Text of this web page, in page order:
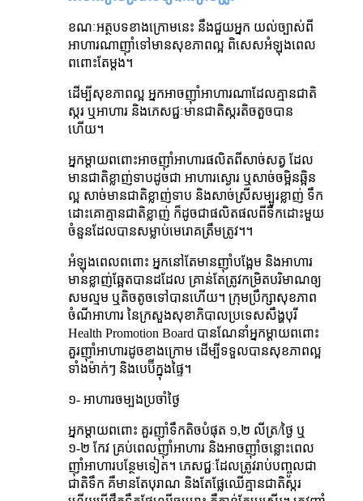
ខណៈ​អត្ថបទ​ខាង​ក្រោម​នេះ នឹង​ជួយ​អ្នក យល់​ច្បាស់​ពី​
អាហារ​ណា​ញ៉ាំ​ទៅ​មាន​សុខភាព​ល្អ ពិសេស​អំឡុង​ពេល​
ពពោះ​តែ​ម្តង។
ដើម្បី​សុខភាព​ល្អ អ្នក​អាច​ញ៉ាំ​អាហារ​ណា​ដែល​គ្មាន​ជាតិ​
ស្ករ ឬ​អាហារ និង​ភេសជ្ជៈ​មាន​ជាតិ​ស្ករ​តិច​តួច​បាន​
ហើយ។
អ្នកម្តាយ​ពពោះ​អាច​ញ៉ាំ​អាហារ​ផលិត​ពី​សាច់​សត្វ ដែល​
មាន​ជាតិ​ខ្លាញ់​ទាប​ដូចជា អាហារ​ស្ងោរ ឬ​សាច់​ចម្អិន​ឆ្អិន​
ល្អ សាច់​មាន​ជាតិ​ខ្លាញ់​ទាប និង​សាច់​ស្រី​សម្បូរ​ខ្លាញ់ ទឹក​
ដោះ​គោ​គ្មាន​ជាតិ​ខ្លាញ់ ក៏​ដូច​ជា​ផលិត​ផល​ពី​ទឹក​ដោះ​មួយ​
ចំនួន​ដែល​បាន​សម្លាប់​មេរោគ​ត្រឹម​ត្រូវ។។
អំឡុង​ពេល​ពពោះ អ្នក​នៅ​តែ​មាន​ញ៉ាំ​បង្អែម និង​អាហារ​
មាន​ខ្លាញ់​ឆ្អែត​បាន​ដដែល គ្រាន់​តែ​ត្រូវ​កម្រិត​បរិមាណ​ឲ្យ​
សម​ល្មម ឬ​តិច​តូច​ទៅ​បាន​ហើយ។ ក្រុមប្រឹក្សា​សុខភាព​
ចំណី​អាហារ នៃ​ក្រសួង​សុខាភិបាល​ប្រទេស​សឹង្ហបុរី
Health Promotion Board បាន​ណែនាំ​អ្នកម្តាយ​ពពោះ
គួរ​ញ៉ាំ​អាហារ​ដូច​ខាង​ក្រោម ដើម្បី​ទទួល​បាន​សុខភាព​ល្អ
ទាំង​ម៉ាក់ៗ និង​បេប៊ី​ក្នុង​ផ្ទៃ។
១- អាហារ​ចម្បង​ប្រចាំ​ថ្ងៃ
អ្នកម្តាយពពោះ គួរ​ញ៉ាំ​ទឹក​តិច​បំផុត ១,២ លីត្រ/ថ្ងៃ ឬ
១-២ កែវ គ្រប់​ពេល​ញ៉ាំ​អាហារ និង​អាច​ញ៉ាំ​ចន្លោះ​ពេល​
ញ៉ាំ​អាហារ​បន្ថែម​ទៀត។ ភេសជ្ជៈ​ដែល​ត្រូវ​រាប់​បញ្ចូល​ជា​
ជាតិ​ទឹក គឺ​មាន​តែ​បុរាណ និង​តែ​ផ្លែ​ឈើ​គ្មាន​ជាតិ​ស្ករ